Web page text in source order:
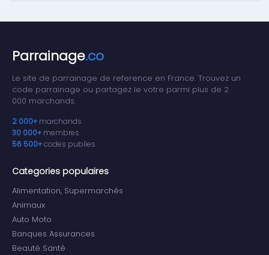
Parrainage.co
Le site de parrainage de reference en France. Trouvez un
code parrainage ou partagez le votre parmi plus de 2
000 marchands.
2 000+ marchands
30 000+ membres
56 500+codes publies
Categories populaires
Alimentation, Supermarchés
Animaux
Auto Moto
Banques Assurances
Beauté Santé